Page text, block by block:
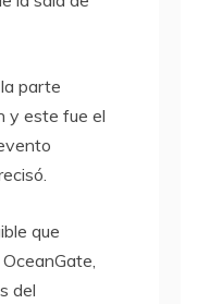
parte
y este fue el
que
del